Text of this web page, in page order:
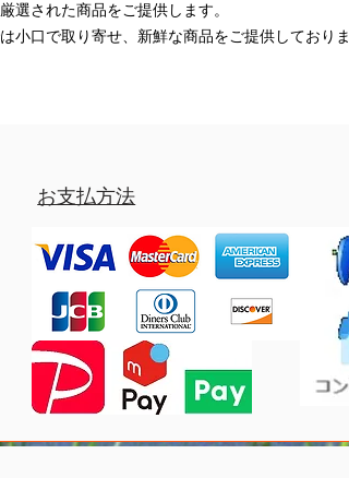
選された商品をご提供します。
小口で取り寄せ、新鮮な商品をご提供しておりま
お支払方法